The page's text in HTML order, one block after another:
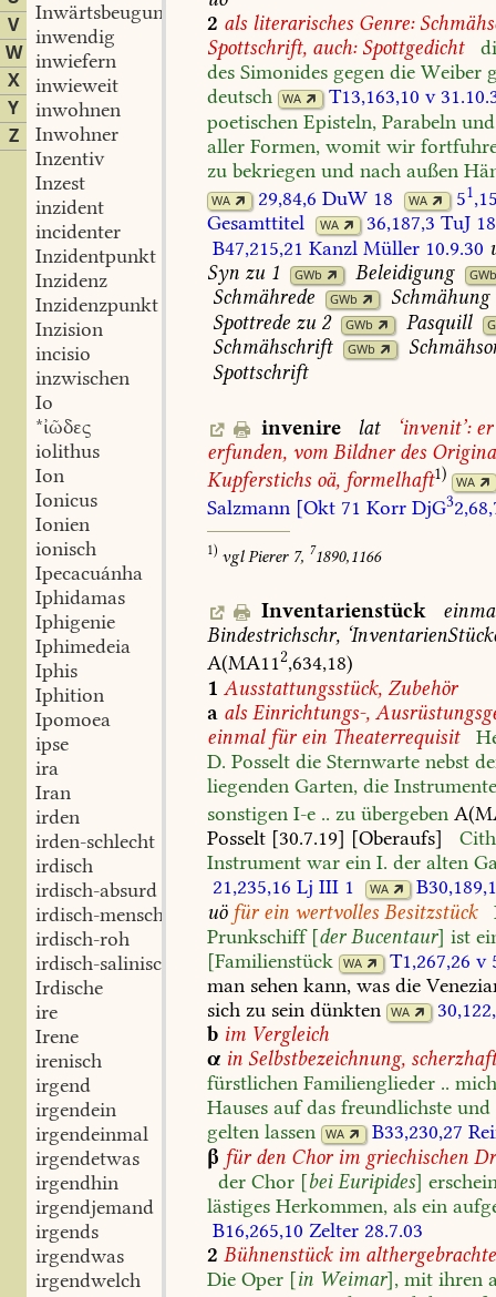
V
W
X
Y
Z
Inwärtsbeugung
inwendig
inwiefern
inwieweit
inwohnen
Inwohner
Inzentiv
Inzest
inzident
incidenter
Inzidentpunkt
Inzidenz
Inzidenzpunkt
Inzision
incisio
inzwischen
Io
*ἰῶδες
iolithus
Ion
Ionicus
Ionien
ionisch
Ipecacuánha
Iphidamas
Iphigenie
Iphimedeia
Iphis
Iphition
Ipomoea
ipse
ira
Iran
irden
irden-schlecht
irdisch
irdisch-absurd
irdisch-menschlich
irdisch-roh
irdisch-salinisch
Irdische
ire
Irene
irenisch
irgend
irgendein
irgendeinmal
irgendetwas
irgendhin
irgendjemand
irgends
irgendwas
irgendwelch
2 als literarisches Genre:
Spottschrift, auch:Spottgedicht
des Simonides gegen die Weiber
deutsch WA T13,163,10 v
poetischen Episteln, Parabeln und
aller Formen, womit wir
zu bekriegen und nach außen
WA 29,84,6 DuW 18 WA 51
Gesamttitel
WA 36,187,3 TuJ
B47,215,21 Kanzl Müller 10.9.30
Syn zu 1 GWb Beleidigung
Schmährede GWb
Schmähung
Spottrede zu 2 GWb Pasquill
Schmähschrift GWb
Spottschrift
invenire lat ‘invenit’:er
erfunden, vom Bildnerdes
Kupferstichs oä, formelhaft1) WA
Salzmann [Okt 71 Korr DjG3
1) vglPierer7, 71890,1166
Inventarienstück
Bindestrichschr,
A(MA112,634,18)
1 Ausstattungsstück, Zubehör
a als Einrichtungs-,
einmalfürein Theaterrequisit
D. Posselt die Sternwarte nebst
liegenden Garten, die
sonstigen I-e .. zu übergeben
Posselt [30.7.19] [Oberaufs]
Instrument war ein I. der alten
21,235,16 Lj III 1 WA
uö fürein wertvolles Besitzstück
Prunkschiff[derBucentaur] ist
[Familienstück WA T1,267,26 v
man sehen kann, was die
sich zu sein dünkten WA
b im Vergleich
α in Selbstbezeichnung,
fürstlichen Familienglieder ..
Hauses aufdas freundlichste und
gelten lassen WA B33,230,27
β fürden Chorim griechischen
der Chor [beiEuripides]
lästiges Herkommen, als ein
B16,265,10 Zelter 28.7.03
2 Bühnenstückim
Die Oper [in Weimar], mit ihren